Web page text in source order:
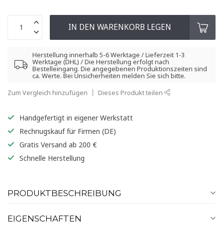
IN DEN WARENKORB LEGEN
Herstellung innerhalb 5-6 Werktage / Lieferzeit 1-3
Werktage (DHL) / Die Herstellung erfolgt nach
Bestelleingang. Die angegebenen Produktionszeiten sind
ca. Werte. Bei Unsicherheiten melden Sie sich bitte.
Zum Vergleich hinzufügen Dieses Produkt teilen
Handgefertigt in eigener Werkstatt
Rechnugskauf für Firmen (DE)
Gratis Versand ab 200 €
Schnelle Herstellung
PRODUKTBESCHREIBUNG
EIGENSCHAFTEN